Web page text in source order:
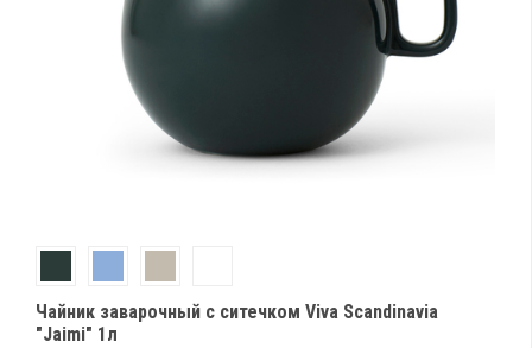
Чайник заварочный с ситечком Viva Scandinavia
"Jaimi" 1л